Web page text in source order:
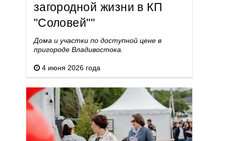
загородной жизни в КП
"Соловей""
Дома и участки по доступной цене в
пригороде Владивостока.
4 июня 2026 года